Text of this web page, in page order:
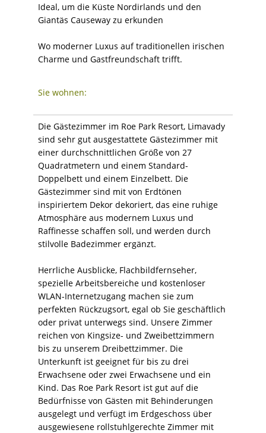
Ideal, um die Küste Nordirlands und den
Giantäs Causeway zu erkunden
Wo moderner Luxus auf traditionellen irischen
Charme und Gastfreundschaft trifft.
Sie wohnen:
Die Gästezimmer im Roe Park Resort, Limavady
sind sehr gut ausgestattete Gästezimmer mit
einer durchschnittlichen Größe von 27
Quadratmetern und einem Standard-
Doppelbett und einem Einzelbett. Die
Gästezimmer sind mit von Erdtönen
inspiriertem Dekor dekoriert, das eine ruhige
Atmosphäre aus modernem Luxus und
Raffinesse schaffen soll, und werden durch
stilvolle Badezimmer ergänzt.
Herrliche Ausblicke, Flachbildfernseher,
spezielle Arbeitsbereiche und kostenloser
WLAN-Internetzugang machen sie zum
perfekten Rückzugsort, egal ob Sie geschäftlich
oder privat unterwegs sind. Unsere Zimmer
reichen von Kingsize- und Zweibettzimmern
bis zu unserem Dreibettzimmer. Die
Unterkunft ist geeignet für bis zu drei
Erwachsene oder zwei Erwachsene und ein
Kind. Das Roe Park Resort ist gut auf die
Bedürfnisse von Gästen mit Behinderungen
ausgelegt und verfügt im Erdgeschoss über
ausgewiesene rollstuhlgerechte Zimmer mit